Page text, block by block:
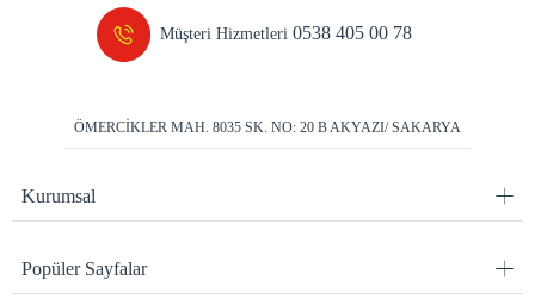
Müşteri Hizmetleri0538 405 00 78
ÖMERCİKLER MAH. 8035 SK. NO: 20 B AKYAZI/ SAKARYA
Kurumsal
Popüler Sayfalar